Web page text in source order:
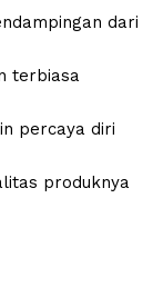
dari
terbiasa
percaya diri
produknya